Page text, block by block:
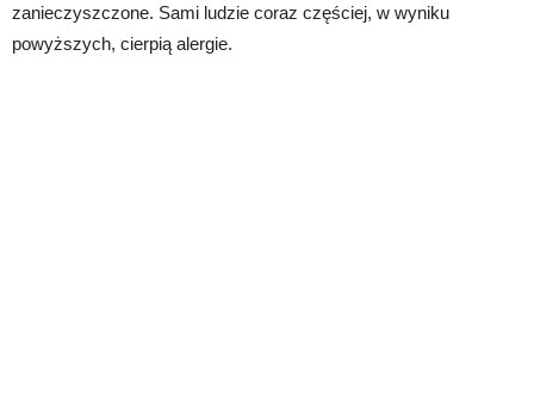
zanieczyszczone. Sami ludzie coraz częściej, w wyniku
powyższych, cierpią alergie.